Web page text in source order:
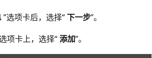
”选项卡后，选择“下一步”。
项卡上，选择“添加”。